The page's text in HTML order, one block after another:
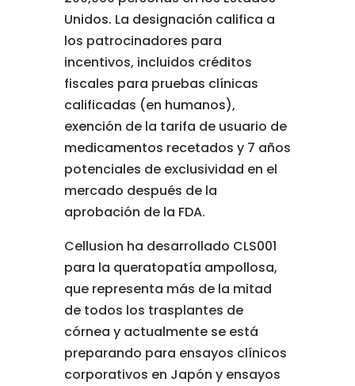
Unidos. La designación califica a
los patrocinadores para
incentivos, incluidos créditos
fiscales para pruebas clínicas
calificadas (en humanos),
exención de la tarifa de usuario de
medicamentos recetados y 7 años
potenciales de exclusividad en el
mercado después de la
aprobación de la FDA.
Cellusion ha desarrollado CLS001
para la queratopatía ampollosa,
que representa más de la mitad
de todos los trasplantes de
córnea y actualmente se está
preparando para ensayos clínicos
corporativos en Japón y ensayos